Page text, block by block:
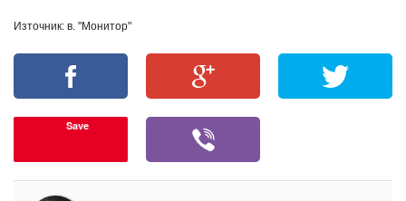
Източник: в. "Монитор"
Save